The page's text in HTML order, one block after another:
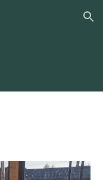
Skip to navigation